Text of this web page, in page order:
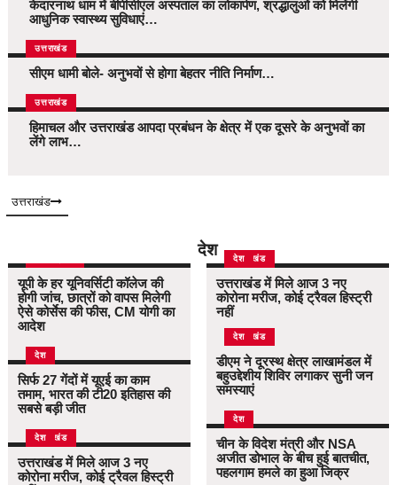
केदारनाथ धाम में बीपीसीएल अस्पताल का लोकार्पण, श्रद्धालुओं को मिलेंगी
आधुनिक स्वास्थ्य सुविधाएं…
उत्तराखंड
सीएम धामी बोले- अनुभवों से होगा बेहतर नीति निर्माण…
उत्तराखंड
हिमाचल और उत्तराखंड आपदा प्रबंधन के क्षेत्र में एक दूसरे के अनुभवों का
लेंगे लाभ…
उत्तराखंड
देश
यूपी के हर यूनिवर्सिटी कॉलेज की
होगी जांच, छात्रों को वापस मिलेगी
ऐसे कोर्सेस की फीस, CM योगी का
आदेश
देश
सिर्फ 27 गेंदों में यूएई का काम
तमाम, भारत की टी20 इतिहास की
सबसे बड़ी जीत
उत्तराखंड
देश
उत्तराखंड में मिले आज 3 नए
कोरोना मरीज, कोई ट्रैवल हिस्ट्री
उत्तराखंड
देश
उत्तराखंड में मिले आज 3 नए
कोरोना मरीज, कोई ट्रैवल हिस्ट्री
नहीं
उत्तराखंड
देश
डीएम ने दूरस्थ क्षेत्र लाखामंडल में
बहुउद्देशीय शिविर लगाकर सुनी जन
समस्याएं
देश
चीन के विदेश मंत्री और NSA
अजीत डोभाल के बीच हुई बातचीत,
पहलगाम हमले का हुआ जिक्र